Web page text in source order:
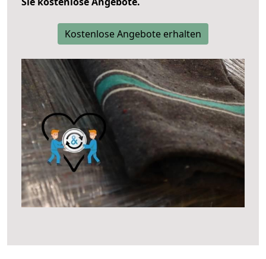
Kostenlose Angebote erhalten